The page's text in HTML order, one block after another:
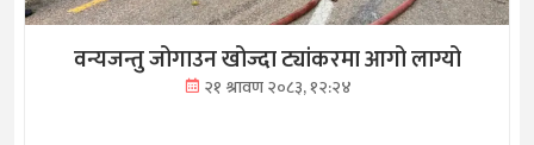
वन्यजन्तु जोगाउन खोज्दा ट्यांकरमा आगो लाग्यो
२१ श्रावण २०८३, १२:२४